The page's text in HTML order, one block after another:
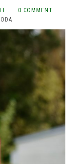
·
0 COMMENT